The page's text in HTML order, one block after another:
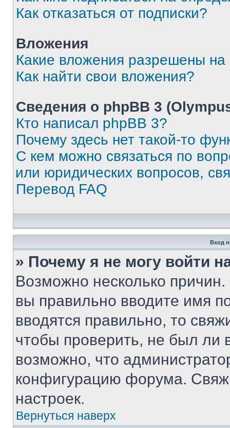
Как отказаться от подписки?
Вложения
Какие вложения разрешены
Как найти свои вложения?
Сведения о phpBB 3
Кто написал phpBB 3?
Почему здесь нет такой-то
С кем можно связаться по
или юридических вопросов,
Перевод FAQ
Вход
» Почему я не могу войти
Возможно несколько
вы правильно вводите имя
вводятся правильно, то
чтобы проверить, не был ли
возможно, что
конфигурацию форума.
настроек.
Вернуться наверх